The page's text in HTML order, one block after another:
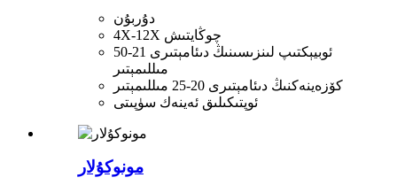
دۇربۇن
4X-12X چوڭايتىش
ئوبيېكتىپ لىنزىسىنىڭ دىئامېتىرى 21-50
مىللىمېتىر
كۆزەينەكنىڭ دىئامېتىرى 20-25 مىللىمېتىر
ئوپتىكىلىق ئەينەك سۈپىتى
مونوكۇلار